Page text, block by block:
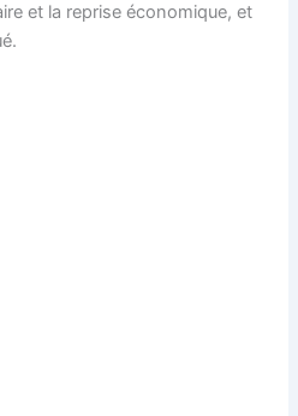
et la reprise économique, et